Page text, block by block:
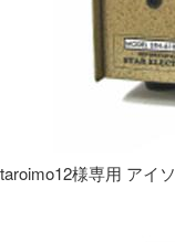
taroimo12様専用 アイ